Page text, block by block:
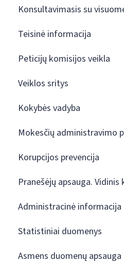
Konsultavimasis su
Teisinė informacija
Peticijų komisijos veikla
Veiklos sritys
Kokybės vadyba
Mokesčių administravimo
Korupcijos prevencija
Pranešėjų apsauga. Vidinis
Administracinė informacija
Statistiniai duomenys
Asmens duomenų apsauga